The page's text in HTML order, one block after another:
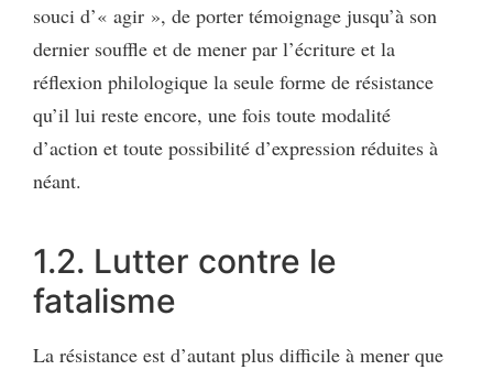
souci d’« agir », de porter témoignage jusqu’à son
dernier souffle et de mener par l’écriture et la
réflexion philologique la seule forme de résistance
qu’il lui reste encore, une fois toute modalité
d’action et toute possibilité d’expression réduites à
néant.
1.2. Lutter contre le
fatalisme
La résistance est d’autant plus difficile à mener que